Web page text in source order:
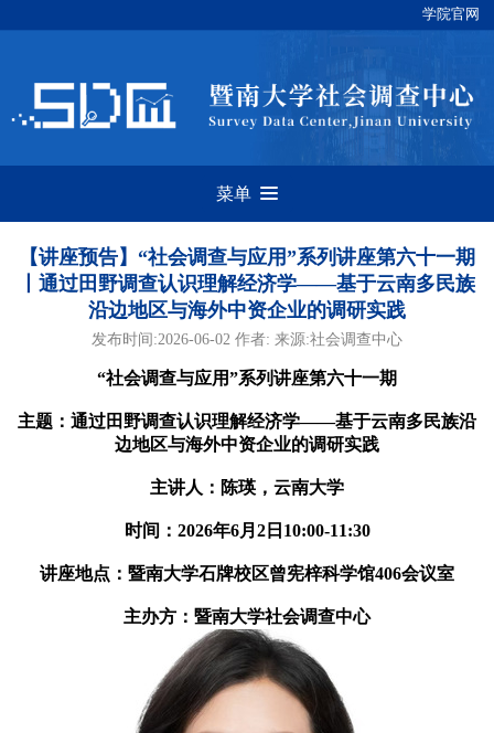
学院官网
菜单
【讲座预告】“社会调查与应用”系列讲座第六十一期
丨通过田野调查认识理解经济学——基于云南多民族
沿边地区与海外中资企业的调研实践
发布时间:2026-06-02 作者: 来源:社会调查中心
“社会调查与应用”系列讲座第六十一期
主题： 通过田野调查认识理解经济学——基于云南多民族沿
边地区与海外中资企业的调研实践
主讲人：陈瑛，云南大学
时间：2026年6月2日10:00-11:30
讲座地点：暨南大学石牌校区曾宪梓科学馆406会议室
主办方：暨南大学社会调查中心